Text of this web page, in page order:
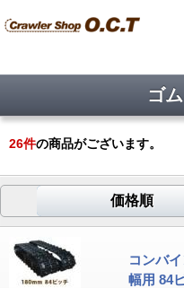
ゴ
26件の商品がございます。
価格順
コンバ
幅用 84